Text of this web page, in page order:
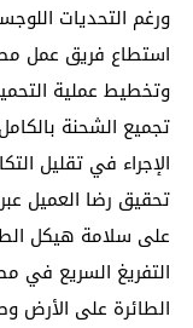
ورغم التحديات
استطاع فريق عمل
وتخطيط عملية
تجميع الشحنة
الإجراء في تقليل
تحقيق رضا العميل
على سلامة هيكل
التفريغ السريع في
الطائرة على الأرض